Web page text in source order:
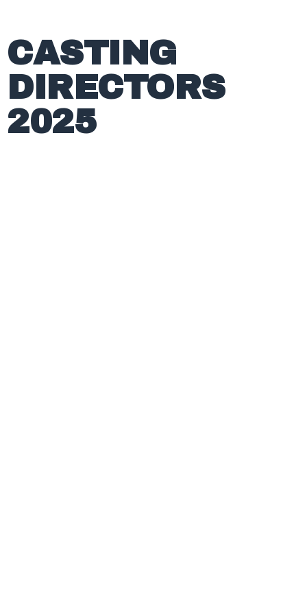
CASTING
DIRECTORS
2025